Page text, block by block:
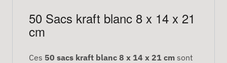
50 Sacs kraft blanc 8 x 14 x 21
cm
Ces 50 sacs kraft blanc 8 x 14 x 21 cm sont